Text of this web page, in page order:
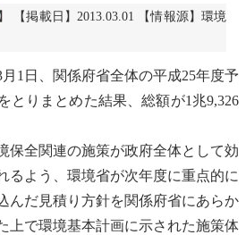
【掲載日】2013.03.01 【情報源】環境
1日、関係府省全体の平成25年度予
とりまとめた結果、総額が1兆9,326
全関連の施策が政府全体として効
るよう、環境省が次年度に重点的に
んだ見積り方針を関係府省にあらか
上で環境基本計画に示された施策体